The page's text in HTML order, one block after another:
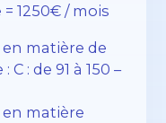
1250€ / mois
matière de
: de 91 à 150 –
matière